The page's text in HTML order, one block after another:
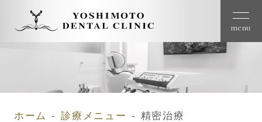
menu
ホーム 診療メニュー 精密治療